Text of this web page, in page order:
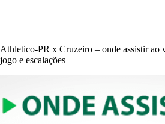
Athletico-PR x Cruzeiro – onde assistir ao
jogo e escalações